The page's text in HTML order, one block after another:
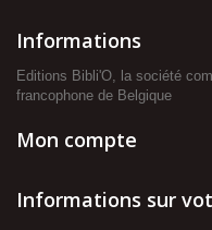
Informations
Editions Bibli'O, la société
francophone de Belgique
Mon compte
Informations sur